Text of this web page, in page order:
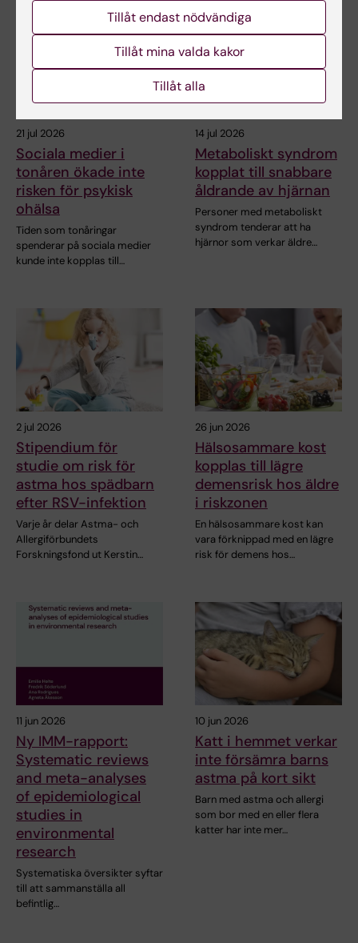
21 jul 2026
Sociala medier i
tonåren ökade inte
risken för psykisk
ohälsa
Tiden som tonåringar
spenderar på sociala medier
kunde inte kopplas till…
14 jul 2026
Metaboliskt syndrom
kopplat till snabbare
åldrande av hjärnan
Personer med metaboliskt
syndrom tenderar att ha
hjärnor som verkar äldre…
2 jul 2026
Stipendium för
studie om risk för
astma hos spädbarn
efter RSV-infektion
Varje år delar Astma- och
Allergiförbundets
Forskningsfond ut Kerstin…
26 jun 2026
Hälsosammare kost
kopplas till lägre
demensrisk hos äldre
i riskzonen
En hälsosammare kost kan
vara förknippad med en lägre
risk för demens hos…
11 jun 2026
Ny IMM-rapport:
Systematic reviews
and meta-analyses
of epidemiological
studies in
environmental
research
Systematiska översikter syftar
till att sammanställa all
befintlig…
10 jun 2026
Katt i hemmet verkar
inte försämra barns
astma på kort sikt
Barn med astma och allergi
som bor med en eller flera
katter har inte mer…
Tillåt endast nödvändiga
Tillåt mina valda kakor
Tillåt alla